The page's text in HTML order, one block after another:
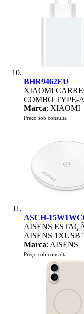
BHR9462EU
XIAOMI
COMBO TYPE-
Marca: XIAOMI |
Preço sob consulta
ASCH-
AISENS
AISENS 1XUSB
Marca: AISENS |
Preço sob consulta